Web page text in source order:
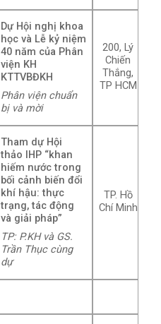
Dự Hội nghị khoa
học và Lễ kỷ niệm
40 năm của Phân
viện KH
KTTVBĐKH
Phân viện chuẩn
bị và mời
200, Lý
Chiến
Thắng,
TP HCM
Tham dự Hội
thảo IHP “khan
hiếm nước trong
bối cảnh biến đổi
khí hậu: thực
trạng, tác động
và giải pháp”
TP: P.KH và GS.
Trần Thục cùng
dự
TP. Hồ
Chí Minh